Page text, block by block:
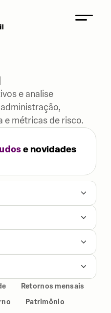
e analise
e métricas de risco.
e novidades
Retornos mensais
Patrimônio